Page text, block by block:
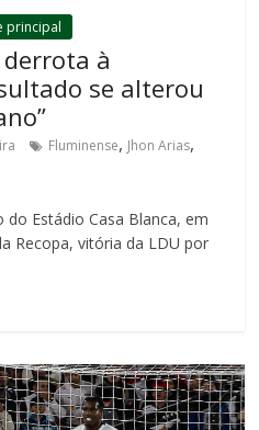
principal
à
se alterou
Fluminense, Jhon Arias,
Estádio Casa Blanca, em
Recopa, vitória da LDU por